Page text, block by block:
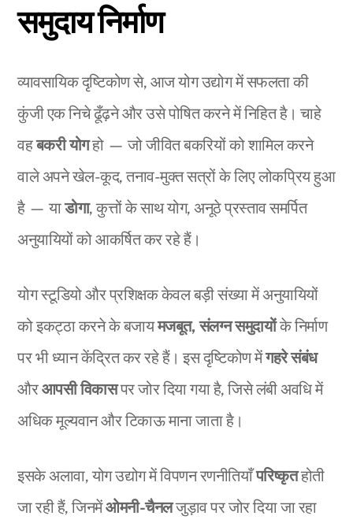
समुदाय निर्माण
व्यावसायिक दृष्टिकोण से, आज योग उद्योग में सफलता की
कुंजी एक निचे ढूँढ़ने और उसे पोषित करने में निहित है। चाहे
वहबकरी योगहो — जो जीवित बकरियों को शामिल करने
वाले अपने खेल-कूद, तनाव-मुक्त सत्रों के लिए लोकप्रिय हुआ
है — याडोगा, कुत्तों के साथ योग, अनूठे प्रस्ताव समर्पित
अनुयायियों को आकर्षित कर रहे हैं।
योग स्टूडियो और प्रशिक्षक केवल बड़ी संख्या में अनुयायियों
को इकट्ठा करने के बजायमजबूत, संलग्न समुदायोंके निर्माण
पर भी ध्यान केंद्रित कर रहे हैं। इस दृष्टिकोण मेंगहरे संबंध
औरआपसी विकासपर जोर दिया गया है, जिसे लंबी अवधि में
अधिक मूल्यवान और टिकाऊ माना जाता है।
इसके अलावा, योग उद्योग में विपणन रणनीतियाँपरिष्कृतहोती
जा रही हैं, जिनमेंओमनी-चैनलजुड़ाव पर जोर दिया जा रहा